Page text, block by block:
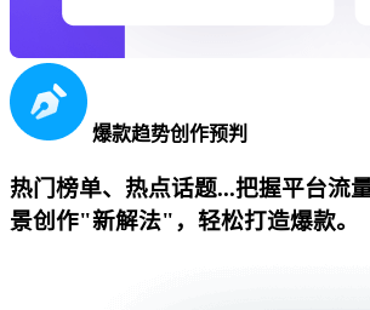
爆款趋势创作预判
热门榜单、热点话题...把握平台流
景创作"新解法"，轻松打造爆款。